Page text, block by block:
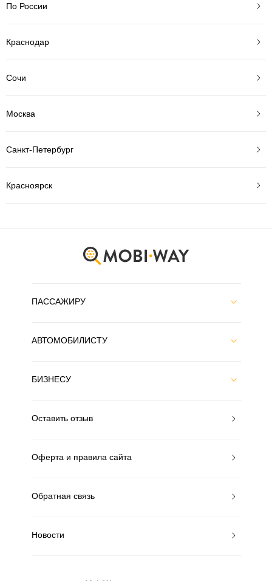
По России
Краснодар
Сочи
Москва
Санкт-Петербург
Красноярск
ПАССАЖИРУ
АВТОМОБИЛИСТУ
БИЗНЕСУ
Оставить отзыв
Оферта и правила сайта
Обратная связь
Новости